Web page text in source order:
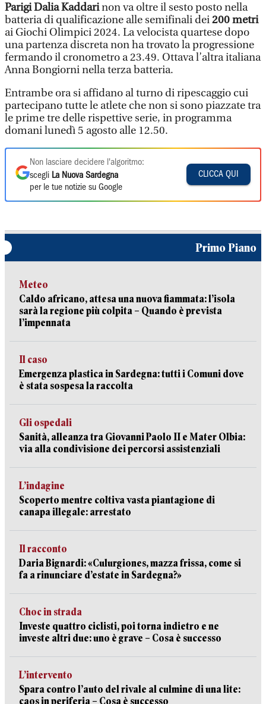
ParigiDalia Kaddarinon va oltre il sesto posto nella
batteria di qualificazione alle semifinali dei200 metri
ai Giochi Olimpici 2024. La velocista quartese dopo
una partenza discreta non ha trovato la progressione
fermando il cronometro a 23.49. Ottava l’altra italiana
Anna Bongiorni nella terza batteria.
Entrambe ora si affidano al turno di ripescaggio cui
partecipano tutte le atlete che non si sono piazzate tra
le prime tre delle rispettive serie, in programma
domani lunedì 5 agosto alle 12.50.
Non lasciare decidere l'algoritmo:
scegli La Nuova Sardegna
per le tue notizie su Google
CLICCA QUI
Primo Piano
Meteo
Caldo africano, attesa una nuova fiammata: l’isola
sarà la regione più colpita – Quando è prevista
l’impennata
Il caso
Emergenza plastica in Sardegna: tutti i Comuni dove
è stata sospesa la raccolta
Gli ospedali
Sanità, alleanza tra Giovanni Paolo II e Mater Olbia:
via alla condivisione dei percorsi assistenziali
L’indagine
Scoperto mentre coltiva vasta piantagione di
canapa illegale: arrestato
Il racconto
Daria Bignardi: «Culurgiones, mazza frissa, come si
fa a rinunciare d’estate in Sardegna?»
Choc in strada
Investe quattro ciclisti, poi torna indietro e ne
investe altri due: uno è grave – Cosa è successo
L’intervento
Spara contro l’auto del rivale al culmine di una lite:
caos in periferia – Cosa è successo